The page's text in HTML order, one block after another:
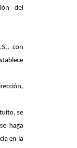
del
con
se
haga
en la